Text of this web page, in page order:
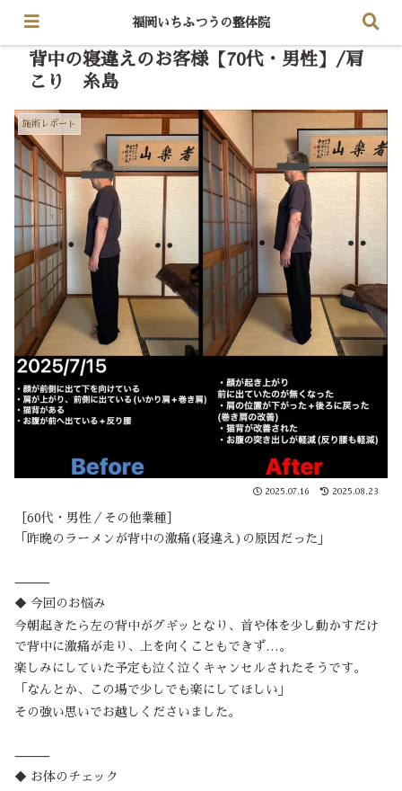
背中の寝違えのお客様【70代・男性】/肩
こり 糸島
施術レポート
2025.07.16 2025.08.23
［60代・男性／その他業種］
「昨晩のラーメンが背中の激痛(寝違え)の原因だった」
⸻
◆ 今回のお悩み
今朝起きたら左の背中がグギッとなり、首や体を少し動かすだけ
で背中に激痛が走り、上を向くこともできず…。
楽しみにしていた予定も泣く泣くキャンセルされたそうです。
「なんとか、この場で少しでも楽にしてほしい」
その強い思いでお越しくださいました。
⸻
◆ お体のチェック
福岡いちふつうの整体院